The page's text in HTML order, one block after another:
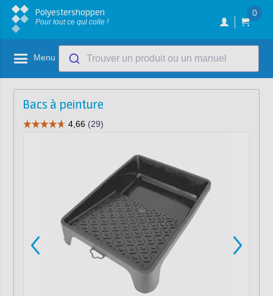
Polyestershoppen
Pour tout ce qui colle !
0
Menu Trouver un produit ou un manuel
Bacs à peinture